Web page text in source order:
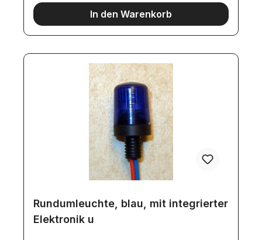
In den Warenkorb
Rundumleuchte, blau, mit integrierter
Elektronik u